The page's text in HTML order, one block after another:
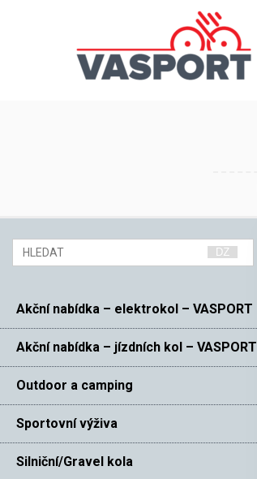
Akční nabídka – elektrokol – VASPORT
Akční nabídka – jízdních kol – VASPORT
Outdoor a camping
Sportovní výživa
Silniční/Gravel kola